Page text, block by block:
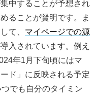
中することが予想され
ることが賢明です。ま
て、 マイページでの源
入されています。例え
年1月下旬頃にはマ
ド」に反映される予定
でも自分のタイミン